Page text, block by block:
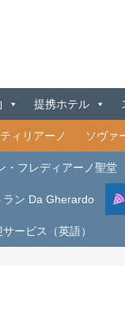
提携ホテル
ィリアーノ ソヴァ
・フレディアーノ聖堂
ラン Da Gherardo
ービス（英語）